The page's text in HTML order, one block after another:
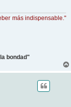
más indispensable."
bondad"